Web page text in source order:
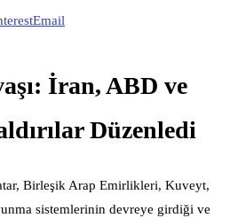
Email
İran, ABD ve
Düzenledi
Birleşik Arap Emirlikleri, Kuveyt,
sistemlerinin devreye girdiği ve